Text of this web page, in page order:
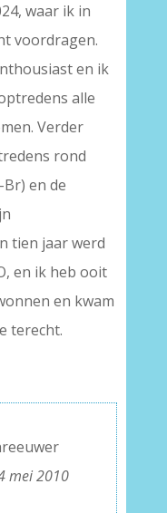
waar ik in
voordragen.
en ik
alle
Verder
rond
en de
tien jaar werd
en ik heb ooit
en kwam
terecht.
mei 2010